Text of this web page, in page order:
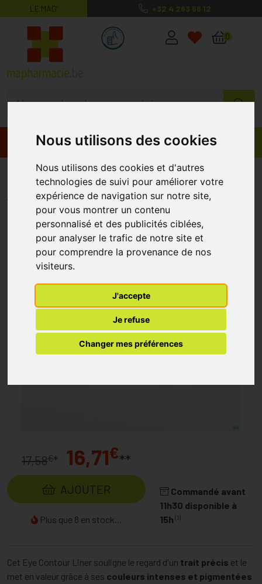
Nous utilisons des cookies
Nous utilisons des cookies et d'autres
technologies de suivi pour améliorer votre
expérience de navigation sur notre site,
pour vous montrer un contenu
personnalisé et des publicités ciblées,
pour analyser le trafic de notre site et
pour comprendre la provenance de nos
visiteurs.
J'accepte
Je refuse
Changer mes préférences
LE MAG’ +32 4 263 56 12
MaPharmacie.be ma santé, mes
0
Promos Produits
Eye Care Crayon Yeux Olive 715
EYE CARE
17,58€* 16,71€**
AJOUTER
Plus que 8 en stock...
Commandé avant
11h30 disponible à
15h (1)
Cet Eye Contour Liner souligne le regard d'un trait précis et le
met en valeur grâce à ses couleurs intenses et pigmentées